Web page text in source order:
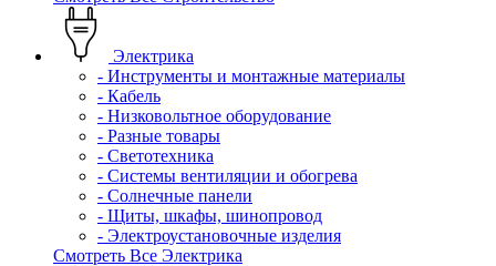
Электрика
- Инструменты и монтажные материалы
- Кабель
- Низковольтное оборудование
- Разные товары
- Светотехника
- Системы вентиляции и обогрева
- Солнечные панели
- Щиты, шкафы, шинопровод
- Электроустановочные изделия
Смотреть Все Электрика